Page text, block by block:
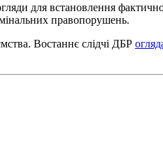
для встановлення
правопорушень.
Востаннє слідчі ДБР